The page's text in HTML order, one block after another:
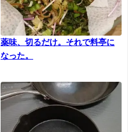
薬味、切るだけ。それで料亭に
なった。